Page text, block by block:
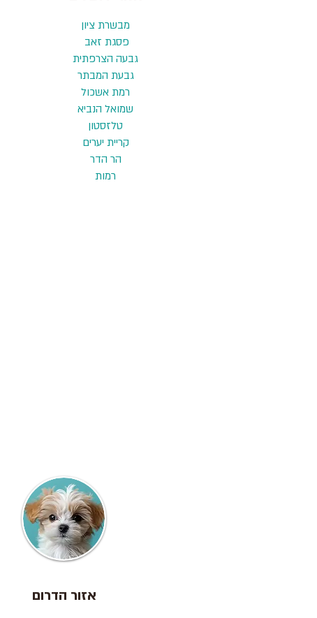
מבשרת ציון
פסגת זאב
גבעה הצרפתית
גבעת המבתר
רמת אשכול
שמואל הנביא
טלזסטון
קריית יערים
הר הדר
רמות
אזור הדרום